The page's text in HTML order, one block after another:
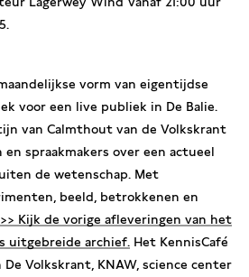
vorm van eigentijdse
voor een live publiek in De Balie.
van Calmthout van de Volkskrant
spraakmakers over een actueel
de wetenschap. Met
beeld, betrokkenen en
>> Kijk de vorige afleveringen van het
uitgebreide archief. Het KennisCafé
Volkskrant, KNAW, science center